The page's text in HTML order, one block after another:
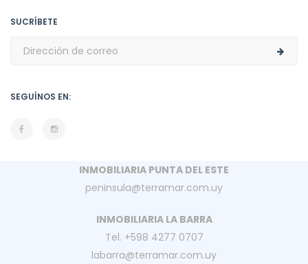
SUCRÍBETE
SEGUÍNOS EN:
INMOBILIARIA PUNTA DEL ESTE
peninsula@terramar.com.uy
INMOBILIARIA LA BARRA
Tel. +598 4277 0707
labarra@terramar.com.uy